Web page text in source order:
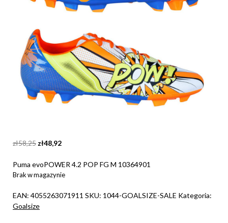
zł58,25 Original
was:
zł58,25.
zł48,92Current
is:
zł48,92.
Puma evoPOWER 4.2 POP FG M 10364901
Brak w magazynie
EAN: 4055263071911 SKU: 1044-GOALSIZE-SALE Kategoria:
Goalsize